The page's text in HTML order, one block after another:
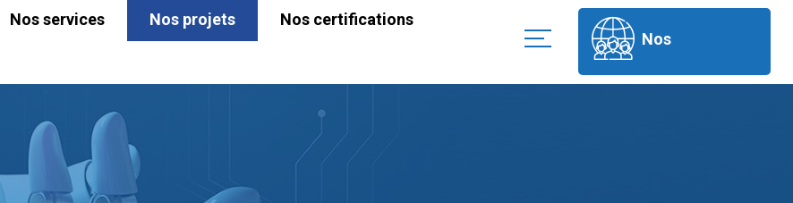
Nos services Nos projets Nos certifications
Nos